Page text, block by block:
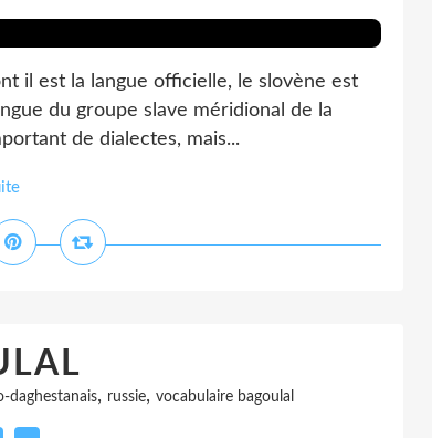
il est la langue officielle, le slovène est
du groupe slave méridional de la
de dialectes, mais...
daghestanais, russie, vocabulaire bagoulal